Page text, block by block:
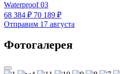
Waterproof 03
68 384 ₽ 70 189 ₽
Отправим 17 августа
Фотогалерея